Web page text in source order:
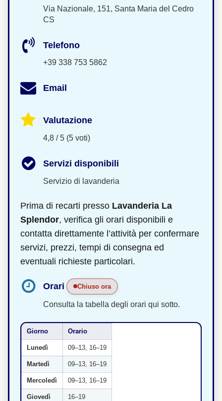
Via Nazionale, 151, Santa Maria del Cedro
CS
Telefono
+39 338 753 5862
Email
Valutazione
4,8 / 5 (5 voti)
Servizi disponibili
Servizio di lavanderia
Prima di recarti presso Lavanderia La
Splendor, verifica gli orari disponibili e
contatta direttamente l’attività per confermare
servizi, prezzi, tempi di consegna ed
eventuali richieste particolari.
Orari Chiuso ora
Consulta la tabella degli orari qui sotto.
Giorno Orario
Lunedì 09–13, 16–19
Martedì 09–13, 16–19
Mercoledì 09–13, 16–19
Giovedì 16–19